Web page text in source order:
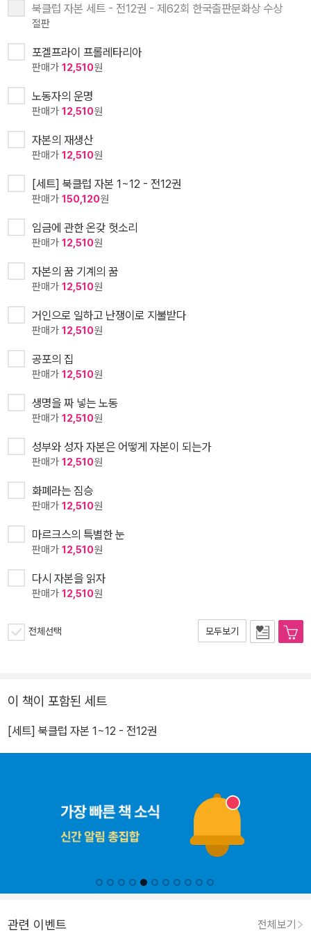
북클럽 자본 세트 - 전12권 - 제62회 한국출판문화상 수상
절판
포겔프라이 프롤레타리아
판매가 12,510원
노동자의 운명
판매가 12,510원
자본의 재생산
판매가 12,510원
[세트] 북클럽 자본 1~12 - 전12권
판매가 150,120원
임금에 관한 온갖 헛소리
판매가 12,510원
자본의 꿈 기계의 꿈
판매가 12,510원
거인으로 일하고 난쟁이로 지불받다
판매가 12,510원
공포의 집
판매가 12,510원
생명을 짜 넣는 노동
판매가 12,510원
성부와 성자 자본은 어떻게 자본이 되는가
판매가 12,510원
화폐라는 짐승
판매가 12,510원
마르크스의 특별한 눈
판매가 12,510원
다시 자본을 읽자
판매가 12,510원
전체선택 모두보기
이 책이 포함된 세트
[세트] 북클럽 자본 1~12 - 전12권
관련 이벤트 전체보기